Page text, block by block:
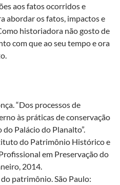
aos fatos ocorridos e
abordar os fatos, impactos e
historiadora não gosto de
com que ao seu tempo e ora
“Dos processos de
às práticas de conservação
Palácio do Planalto”.
do Patrimônio Histórico e
em Preservação do
2014.
patrimônio. São Paulo: